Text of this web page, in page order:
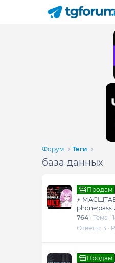
Форум Теги
база данных
Продам
⚡️
764 Тема
Ответы: 3
Продам